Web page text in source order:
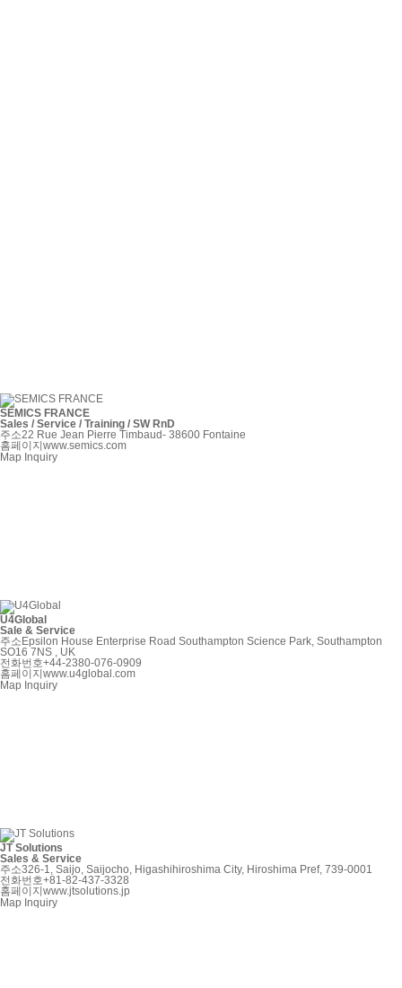
SEMICS FRANCE
Sales / Service / Training / SW RnD
주소22 Rue Jean Pierre Timbaud- 38600 Fontaine
홈페이지 www.semics.com
Map Inquiry
U4Global
Sale & Service
주소 Epsilon House Enterprise Road Southampton Science Park, Southampton
SO16 7NS , UK
전화번호+44-2380-076-0909
홈페이지 www.u4global.com
Map Inquiry
JT Solutions
Sales & Service
주소326-1, Saijo, Saijocho, Higashihiroshima City, Hiroshima Pref, 739-0001
전화번호+81-82-437-3328
홈페이지 www.jtsolutions.jp
Map Inquiry